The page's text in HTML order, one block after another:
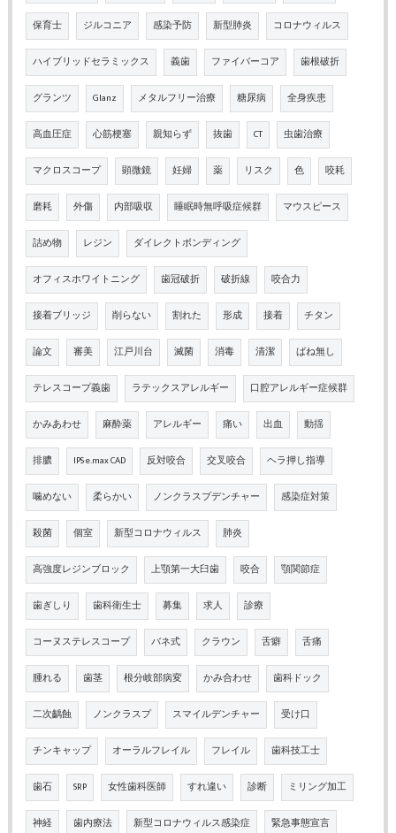
保育士 ジルコニア 感染予防 新型肺炎 コロナウィルス
ハイブリッドセラミックス 義歯 ファイバーコア 歯根破折
グランツ Glanz メタルフリー治療 糖尿病 全身疾患
高血圧症 心筋梗塞 親知らず 抜歯 CT 虫歯治療
マクロスコープ 顕微鏡 妊婦 薬 リスク 色 咬耗
磨耗 外傷 内部吸収 睡眠時無呼吸症候群 マウスピース
詰め物 レジン ダイレクトボンディング
オフィスホワイトニング 歯冠破折 破折線 咬合力
接着ブリッジ 削らない 割れた 形成 接着 チタン
論文 審美 江戸川台 滅菌 消毒 清潔 ばね無し
テレスコープ義歯 ラテックスアレルギー 口腔アレルギー症候群
かみあわせ 麻酔薬 アレルギー 痛い 出血 動揺
排膿 IPS e.max CAD 反対咬合 交叉咬合 ヘラ押し指導
噛めない 柔らかい ノンクラスプデンチャー 感染症対策
殺菌 個室 新型コロナウィルス 肺炎
高強度レジンブロック 上顎第一大臼歯 咬合 顎関節症
歯ぎしり 歯科衛生士 募集 求人 診療
コーヌステレスコープ バネ式 クラウン 舌癖 舌痛
腫れる 歯茎 根分岐部病変 かみ合わせ 歯科ドック
二次齲蝕 ノンクラスプ スマイルデンチャー 受け口
チンキャップ オーラルフレイル フレイル 歯科技工士
歯石 SRP 女性歯科医師 すれ違い 診断 ミリング加工
神経 歯内療法 新型コロナウィルス感染症 緊急事態宣言